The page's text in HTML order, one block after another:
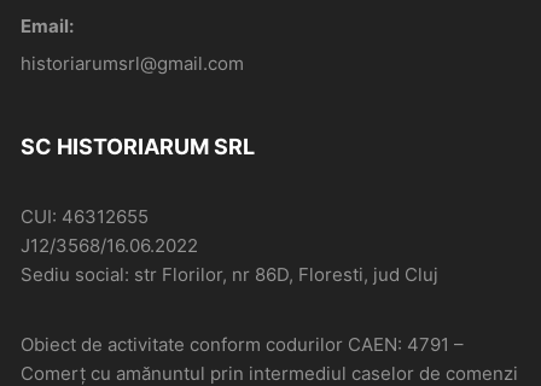
Email:
historiarumsrl@gmail.com
SC HISTORIARUM SRL
CUI: 46312655
J12/3568/16.06.2022
Sediu social: str Florilor, nr 86D, Floresti, jud Cluj
Obiect de activitate conform codurilor CAEN: 4791 –
Comerţ cu amănuntul prin intermediul caselor de comenzi